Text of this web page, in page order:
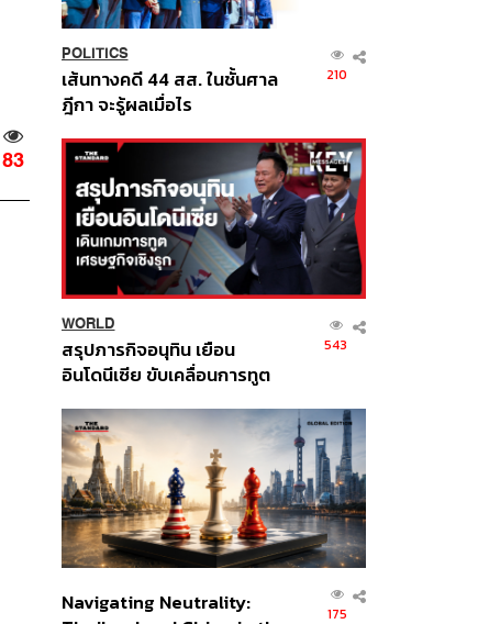
83
POLITICS
เส้นทางคดี 44 สส. ในชั้นศาล
ฎีกา จะรู้ผลเมื่อไร
210
WORLD
สรุปภารกิจอนุทิน เยือน
อินโดนีเซีย ขับเคลื่อนการทูต
ส่วนยุทธศาสตร์ไทย –
อินโดนีเซีย
543
Navigating Neutrality:
175